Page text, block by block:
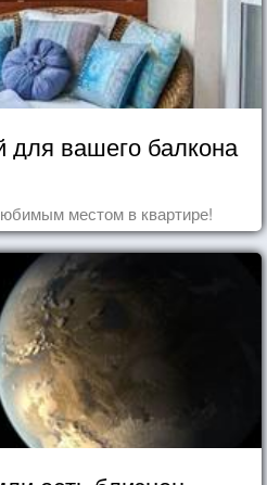
для вашего балкона
местом в квартире!